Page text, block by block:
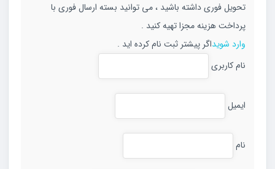
تحویل فوری داشته باشید ، می توانید بسته ارسال فوری با
پرداخت هزینه مجزا تهیه کنید .
وارد شویداگر پیشتر ثبت نام کرده اید .
نام کاربری
ایمیل
نام